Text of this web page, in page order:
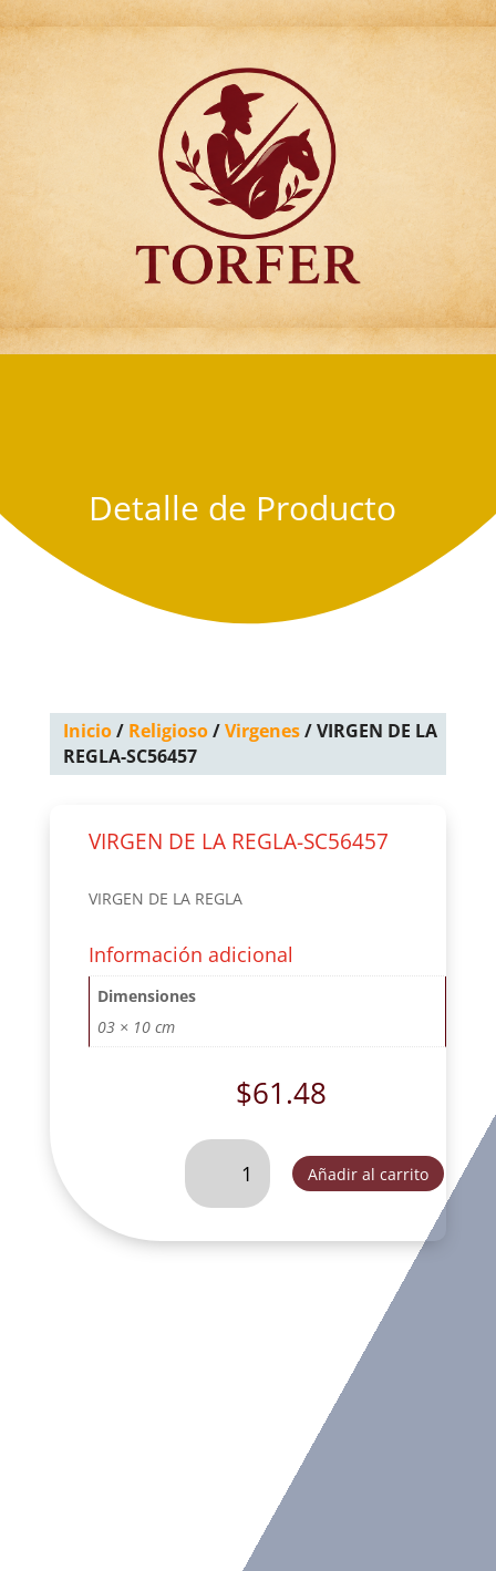
Articulos para
Regalo Torfer.
Detalle de Producto
Inicio/ Religioso/Virgenes/ VIRGEN DE LA
REGLA-SC56457
VIRGEN DE LA REGLA-SC56457
VIRGEN DE LA REGLA
Información adicional
Dimensiones
03 × 10 cm
$61.48
VIRGEN
LA
SC56457
Añadir al carrito